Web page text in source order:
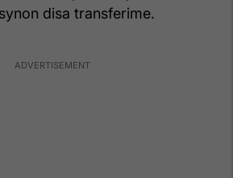
disa transferime.